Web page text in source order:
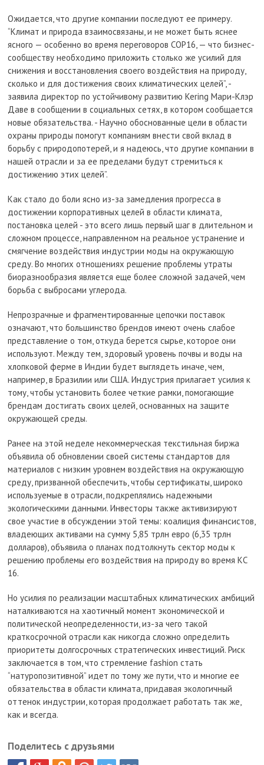
Ожидается, что другие компании последуют ее примеру.
“Климат и природа взаимосвязаны, и не может быть яснее
ясного — особенно во время переговоров COP16, — что бизнес-
сообществу необходимо приложить столько же усилий для
снижения и восстановления своего воздействия на природу,
сколько и для достижения своих климатических целей”, -
заявила директор по устойчивому развитию Kering Мари-Клэр
Даве в сообщении в социальных сетях, в котором сообщается
новые обязательства. - Научно обоснованные цели в области
охраны природы помогут компаниям внести свой вклад в
борьбу с природопотерей, и я надеюсь, что другие компании в
нашей отрасли и за ее пределами будут стремиться к
достижению этих целей”.
Как стало до боли ясно из-за замедления прогресса в
достижении корпоративных целей в области климата,
постановка целей - это всего лишь первый шаг в длительном и
сложном процессе, направленном на реальное устранение и
смягчение воздействия индустрии моды на окружающую
среду. Во многих отношениях решение проблемы утраты
биоразнообразия является еще более сложной задачей, чем
борьба с выбросами углерода.
Непрозрачные и фрагментированные цепочки поставок
означают, что большинство брендов имеют очень слабое
представление о том, откуда берется сырье, которое они
используют. Между тем, здоровый уровень почвы и воды на
хлопковой ферме в Индии будет выглядеть иначе, чем,
например, в Бразилии или США. Индустрия прилагает усилия к
тому, чтобы установить более четкие рамки, помогающие
брендам достигать своих целей, основанных на защите
окружающей среды.
Ранее на этой неделе некоммерческая текстильная биржа
объявила об обновлении своей системы стандартов для
материалов с низким уровнем воздействия на окружающую
среду, призванной обеспечить, чтобы сертификаты, широко
используемые в отрасли, подкреплялись надежными
экологическими данными. Инвесторы также активизируют
свое участие в обсуждении этой темы: коалиция финансистов,
владеющих активами на сумму 5,85 трлн евро (6,35 трлн
долларов), объявила о планах подтолкнуть сектор моды к
решению проблемы его воздействия на природу во время КС
16.
Но усилия по реализации масштабных климатических амбиций
наталкиваются на хаотичный момент экономической и
политической неопределенности, из-за чего такой
краткосрочной отрасли как никогда сложно определить
приоритеты долгосрочных стратегических инвестиций. Риск
заключается в том, что стремление fashion стать
“натуропозитивной” идет по тому же пути, что и многие ее
обязательства в области климата, придавая экологичный
оттенок индустрии, которая продолжает работать так же,
как и всегда.
Поделитесь с друзьями